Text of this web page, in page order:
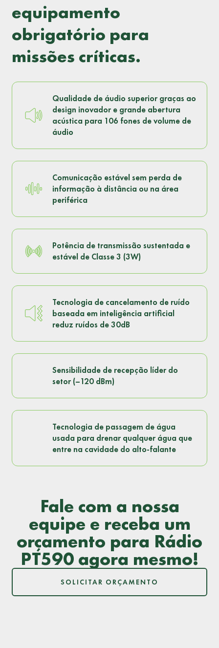
equipamento
obrigatório para
missões críticas.
Qualidade de áudio superior graças ao
design inovador e grande abertura
acústica para 106 fones de volume de
áudio
Comunicação estável ​​sem perda de
informação à distância ou na área
periférica
Potência de transmissão sustentada e
estável de Classe 3 (3W)
Tecnologia de cancelamento de ruído
baseada em inteligência artificial
reduz ruídos de 30dB
Sensibilidade de recepção líder do
setor (–120 dBm)
Tecnologia de passagem de água
usada para drenar qualquer água que
entre na cavidade do alto-falante
Fale com a nossa
equipe e receba um
orçamento para Rádio
PT590 agora mesmo!
SOLICITAR ORÇAMENTO